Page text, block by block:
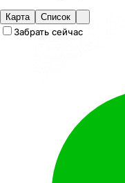
Карта Список
Забрать сейчас